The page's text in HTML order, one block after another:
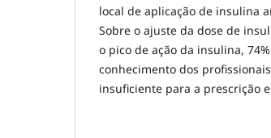
local de aplicação de insulina
Sobre o ajuste da dose de
o pico de ação da insulina,
conhecimento dos
insuficiente para a prescrição